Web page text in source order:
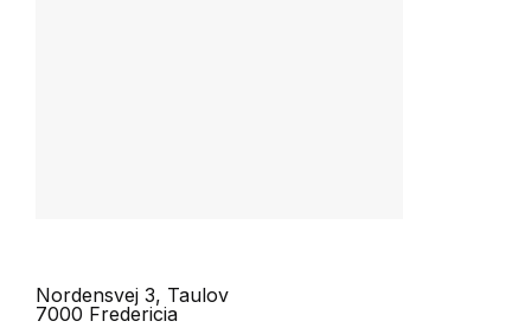
Nordensvej 3, Taulov
7000 Fredericia